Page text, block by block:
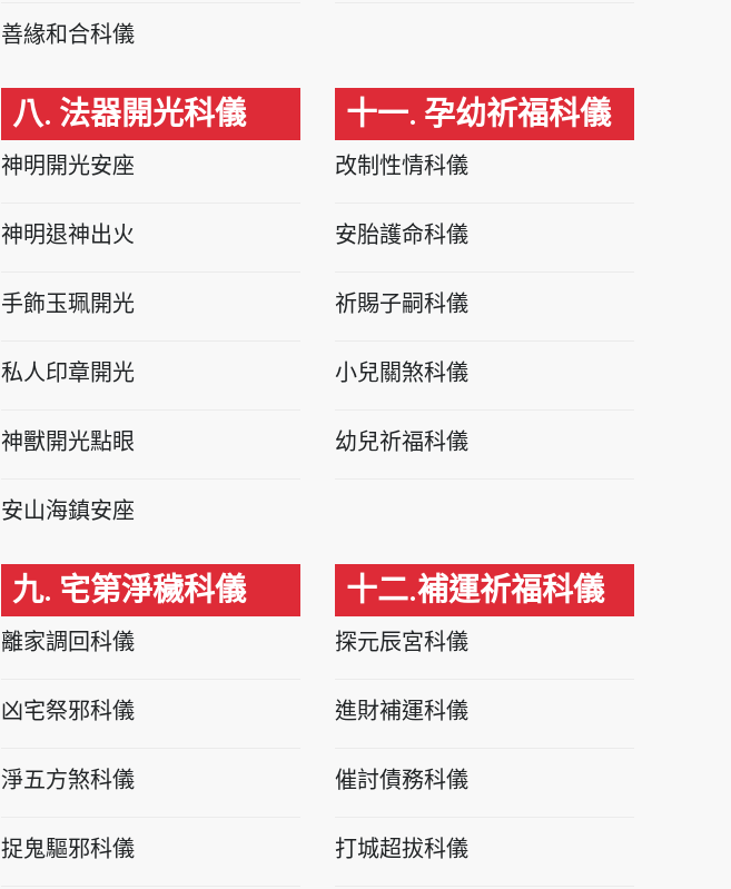
善緣和合科儀
八. 法器開光科儀
神明開光安座
神明退神出火
手飾玉珮開光
私人印章開光
神獸開光點眼
安山海鎮安座
九. 宅第淨穢科儀
離家調回科儀
凶宅祭邪科儀
淨五方煞科儀
捉鬼驅邪科儀
十一. 孕幼祈福科儀
改制性情科儀
安胎護命科儀
祈賜子嗣科儀
小兒關煞科儀
幼兒祈福科儀
十二.補運祈福科儀
探元辰宮科儀
進財補運科儀
催討債務科儀
打城超拔科儀